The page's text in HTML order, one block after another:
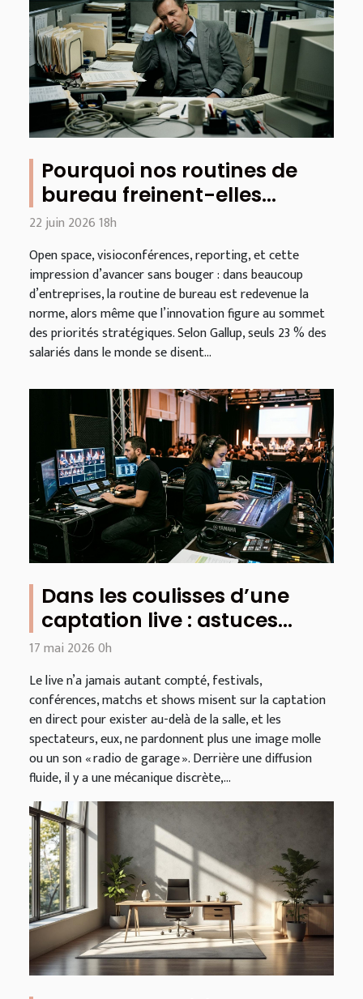
Pourquoi nos routines de
bureau freinent-elles
l’innovation aujourd’hui ?
22 juin 2026 18h
Open space, visioconférences, reporting, et cette
impression d’avancer sans bouger : dans beaucoup
d’entreprises, la routine de bureau est redevenue la
norme, alors même que l’innovation figure au sommet
des priorités stratégiques. Selon Gallup, seuls 23 % des
salariés dans le monde se disent...
Dans les coulisses d’une
captation live : astuces
vidéo et son méconnues
17 mai 2026 0h
Le live n’a jamais autant compté, festivals,
conférences, matchs et shows misent sur la captation
en direct pour exister au-delà de la salle, et les
spectateurs, eux, ne pardonnent plus une image molle
ou un son « radio de garage ». Derrière une diffusion
fluide, il y a une mécanique discrète,...